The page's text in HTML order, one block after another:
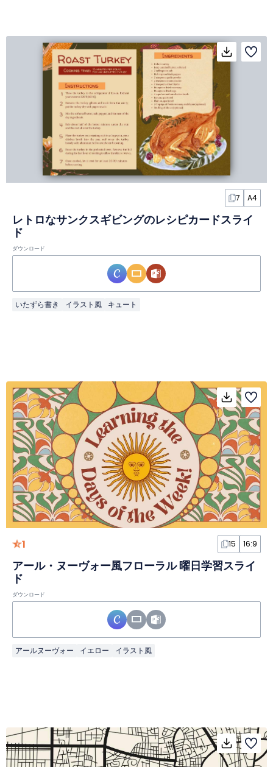
7 A4
レトロなサンクスギビングのレシピカードスライ
ド
ダウンロード
いたずら書き イラスト風 キュート
1 15 16:9
アール・ヌーヴォー風フローラル 曜日学習スライ
ド
ダウンロード
アールヌーヴォー イエロー イラスト風